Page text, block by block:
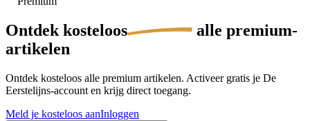
Ontdek kosteloos
alle premium-
artikelen
Ontdek kosteloos alle premium artikelen. Activeer gratis je De
Eerstelijns-account en krijg direct toegang.
Meld je kosteloos aanInloggen